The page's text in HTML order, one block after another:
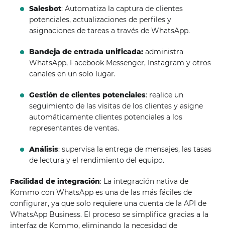
Salesbot: Automatiza la captura de clientes
potenciales, actualizaciones de perfiles y
asignaciones de tareas a través de WhatsApp.
Bandeja de entrada unificada:administra
WhatsApp, Facebook Messenger, Instagram y otros
canales en un solo lugar.
Gestión de clientes potenciales: realice un
seguimiento de las visitas de los clientes y asigne
automáticamente clientes potenciales a los
representantes de ventas.
Análisis: supervisa la entrega de mensajes, las tasas
de lectura y el rendimiento del equipo.
Facilidad de integración: La integración nativa de
Kommo con WhatsApp es una de las más fáciles de
configurar, ya que solo requiere una cuenta de la API de
WhatsApp Business. El proceso se simplifica gracias a la
interfaz de Kommo, eliminando la necesidad de